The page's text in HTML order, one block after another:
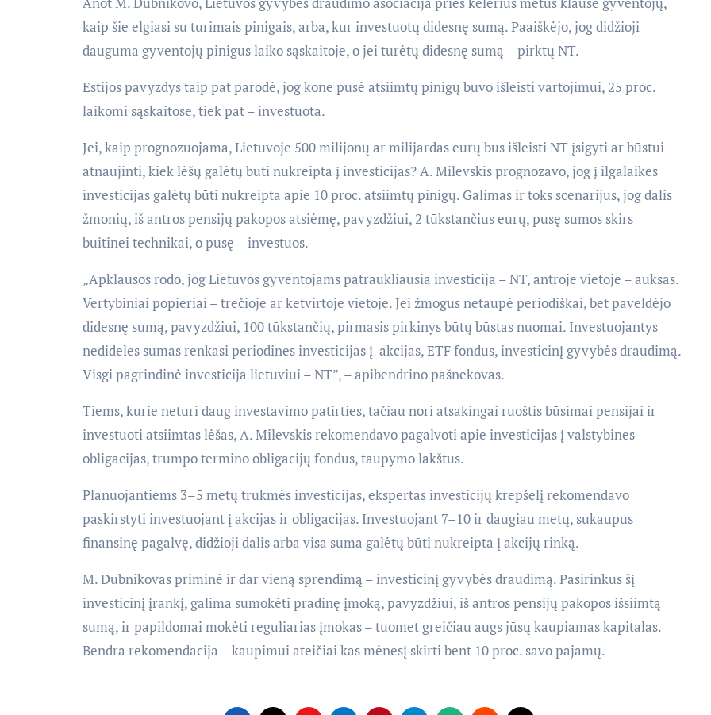
kaip šie elgiasi su turimais pinigais, arba, kur investuotų didesnę sumą. Paaiškėjo, jog didžioji
dauguma gyventojų pinigus laiko sąskaitoje, o jei turėtų didesnę sumą – pirktų NT.
Estijos pavyzdys taip pat parodė, jog kone pusė atsiimtų pinigų buvo išleisti vartojimui, 25 proc.
laikomi sąskaitose, tiek pat – investuota.
Jei, kaip prognozuojama, Lietuvoje 500 milijonų ar milijardas eurų bus išleisti NT įsigyti ar būstui
atnaujinti, kiek lėšų galėtų būti nukreipta į investicijas? A. Milevskis prognozavo, jog į ilgalaikes
investicijas galėtų būti nukreipta apie 10 proc. atsiimtų pinigų. Galimas ir toks scenarijus, jog dalis
žmonių, iš antros pensijų pakopos atsiėmę, pavyzdžiui, 2 tūkstančius eurų, pusę sumos skirs
buitinei technikai, o pusę – investuos.
„Apklausos rodo, jog Lietuvos gyventojams patraukliausia investicija – NT, antroje vietoje – auksas.
Vertybiniai popieriai – trečioje ar ketvirtoje vietoje. Jei žmogus netaupė periodiškai, bet paveldėjo
didesnę sumą, pavyzdžiui, 100 tūkstančių, pirmasis pirkinys būtų būstas nuomai. Investuojantys
nedideles sumas renkasi periodines investicijas į akcijas, ETF fondus, investicinį gyvybės draudimą.
Visgi pagrindinė investicija lietuviui – NT”, – apibendrino pašnekovas.
Tiems, kurie neturi daug investavimo patirties, tačiau nori atsakingai ruoštis būsimai pensijai ir
investuoti atsiimtas lėšas, A. Milevskis rekomendavo pagalvoti apie investicijas į valstybines
obligacijas, trumpo termino obligacijų fondus, taupymo lakštus.
Planuojantiems 3–5 metų trukmės investicijas, ekspertas investicijų krepšelį rekomendavo
paskirstyti investuojant į akcijas ir obligacijas. Investuojant 7–10 ir daugiau metų, sukaupus
finansinę pagalvę, didžioji dalis arba visa suma galėtų būti nukreipta į akcijų rinką.
M. Dubnikovas priminė ir dar vieną sprendimą – investicinį gyvybės draudimą. Pasirinkus šį
investicinį įrankį, galima sumokėti pradinę įmoką, pavyzdžiui, iš antros pensijų pakopos išsiimtą
sumą, ir papildomai mokėti reguliarias įmokas – tuomet greičiau augs jūsų kaupiamas kapitalas.
Bendra rekomendacija – kaupimui ateičiai kas mėnesį skirti bent 10 proc. savo pajamų.